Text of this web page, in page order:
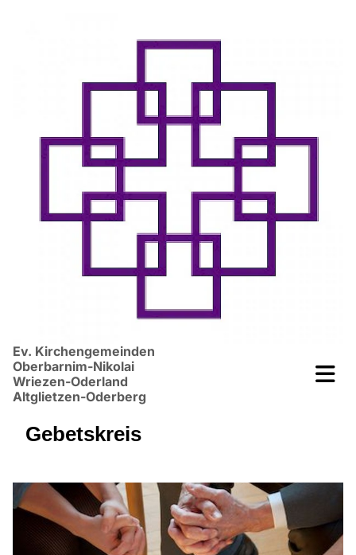
Ev. Kirchengemeinden
Oberbarnim-Nikolai
Wriezen-Oderland
Altglietzen-Oderberg
Gebetskreis